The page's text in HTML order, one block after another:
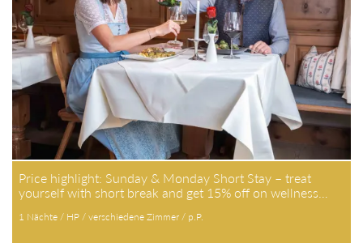
Price highlight: Sunday & Monday Short Stay – treat
yourself with short break and get 15% off on wellness…
1 Nächte / HP / verschiedene Zimmer / p.P.